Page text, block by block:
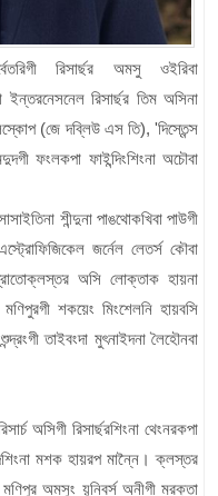
রিসার্ছর অমসু ওইরিবা
ইন্তরনেসনেল রিসার্ছর তিম অসিনা
(জে দব্লিউ এস তি), 'দিস্তেন্স
ফংলকপা ফাইন্দিংশিংনা অচৌবা
শীন্দুনা পাঙথোকখিবা পাউগী
জর্নেল লেতর্স কৌবা
অসি লোক্তাক হায়না
শকয়েং মিংশেলনি হায়বসি
তাইবংদা মুৎনাইদনা লৈহৌনবা
অসিগী রিসার্ছরশিংনা থেংনরকপা
মশক হায়রপ মান্নৈ। ক্লস্তর
অমসুং য়ুনিবর্স অনীগী মরক্তা